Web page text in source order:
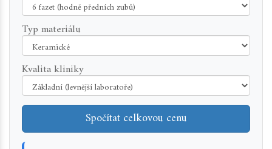
Typ materiálu
Kvalita kliniky
Spočítat celkovou cenu